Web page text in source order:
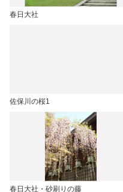
春日大社
佐保川の桜1
春日大社・砂刷りの藤